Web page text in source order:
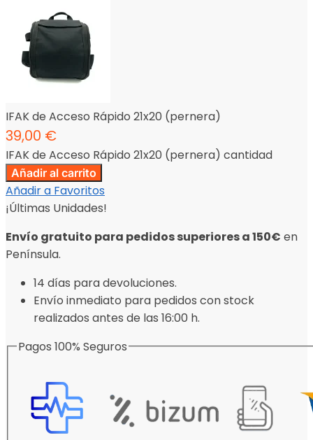
IFAK de Acceso Rápido 21x20 (pernera)
39,00 €
IFAK de Acceso Rápido 21x20 (pernera) cantidad
Añadir al carrito
Añadir a Favoritos
¡Últimas Unidades!
Envío gratuito para pedidos superiores a 150€ en
Península.
14 días para devoluciones.
Envío inmediato para pedidos con stock
realizados antes de las 16:00 h.
Pagos 100% Seguros